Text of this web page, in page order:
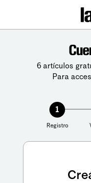
6 artículos
Para
1
Registro